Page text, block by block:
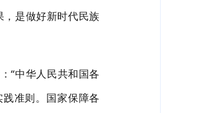
是做好新时代民族
“中华人民共和国各
准则。 国家保障各